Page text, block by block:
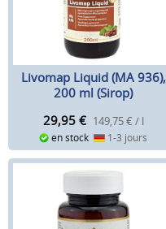
Livomap Liquid (MA 936),
200 ml (Sirop)
29,95 € 149,75 € / l
en stock 1-3 jours